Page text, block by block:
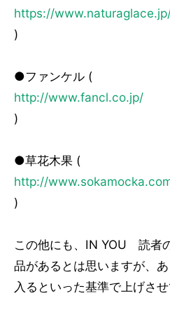
https://
)
●ファンケル (
http://www.fancl.co.jp/
)
●草花木果 (
http://
)
この他にも、IN YOU 読者
品があるとは思いますが、
入るといった基準で上げさせ